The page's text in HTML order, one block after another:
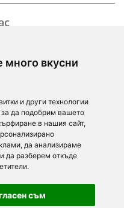
много вкусни
и други технологии
да подобрим вашето
в нашия сайт,
да анализираме
да разберем откъде
съм
order.bg
Digitalno Menu